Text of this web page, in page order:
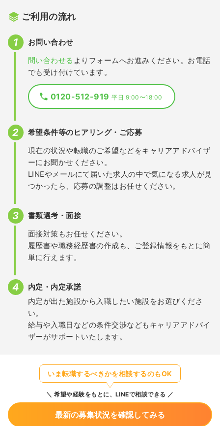
ご利用の流れ
お問い合わせ
問い合わせる よりフォームへお進みください。お電話
でも受け付けています。
0120-512-919平日 9:00〜18:00
希望条件等のヒアリング・ご応募
現在の状況や転職のご希望などをキャリアアドバイザ
ーにお聞かせください。
LINEやメールにて届いた求人の中で気になる求人が見
つかったら、応募の調整はお任せください。
書類選考・面接
面接対策もお任せください。
履歴書や職務経歴書の作成も、ご登録情報をもとに簡
単に行えます。
内定・内定承諾
内定が出た施設から入職したい施設をお選びくださ
い。
給与や入職日などの条件交渉などもキャリアアドバイ
ザーがサポートいたします。
いま転職するべきかを相談するのもOK
希望や経験をもとに、LINEで相談できる
最新の募集状況を確認してみる